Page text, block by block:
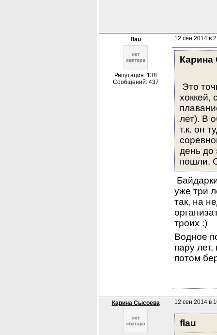
flau
Репутация: 138
Сообщений: 437
12 сен 2014 в
Это
хоккей,
лет). В
т.к. он
день до
пошли.
уже три
так, на
троих :)
Водное
пару
потом
Карина Сысоева 12 сен 2014 в
flau